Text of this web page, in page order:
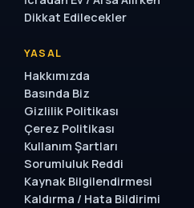
Dikkat Edilecekler
YASAL
Hakkımızda
Basında Biz
Gizlilik Politikası
Çerez Politikası
Kullanım Şartları
Sorumluluk Reddi
Kaynak Bilgilendirmesi
Kaldırma / Hata Bildirimi